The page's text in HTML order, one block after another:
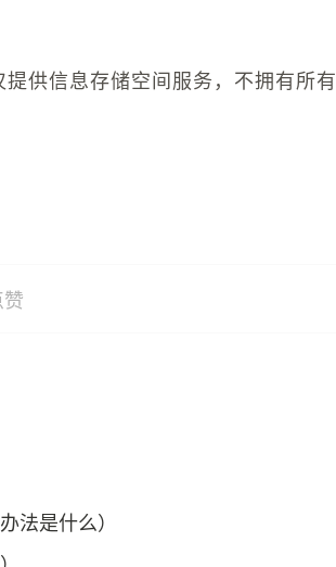
供信息存储空间服务，不拥有所有
赞
法是什么）